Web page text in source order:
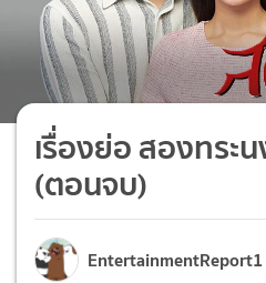
เรื่องย่อ สองทระ
(ตอนจบ)
EntertainmentReport1